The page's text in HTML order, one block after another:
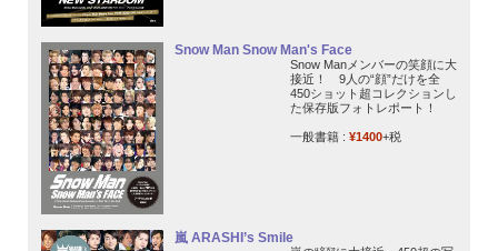
Snow Man Snow Man's Face
Snow Manメンバーの笑顔に大
接近！ 9人の“顔”だけを全
450ショット超コレクションし
た保存版フォトレポート！
一般書籍 : ¥1400+税
嵐 ARASHI’s Smile